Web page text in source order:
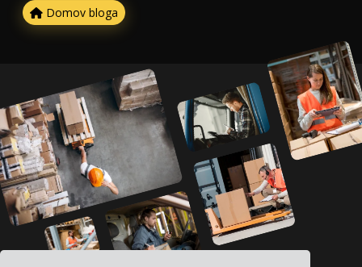
Domov bloga